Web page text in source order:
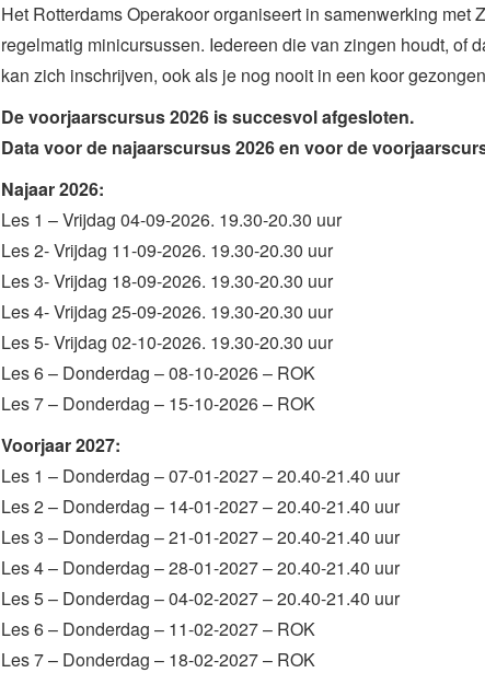
Het Rotterdams Operakoor organiseert in samenwerking met
regelmatig minicursussen. Iedereen die van zingen houdt, of
kan zich inschrijven, ook als je nog nooit in een koor
De voorjaarscursus 2026 is succesvol afgesloten.
Data voor de najaarscursus 2026 en voor de
Najaar 2026:
Les 1 – Vrijdag 04-09-2026. 19.30-20.30 uur
Les 2- Vrijdag 11-09-2026. 19.30-20.30 uur
Les 3- Vrijdag 18-09-2026. 19.30-20.30 uur
Les 4- Vrijdag 25-09-2026. 19.30-20.30 uur
Les 5- Vrijdag 02-10-2026. 19.30-20.30 uur
Les 6 – Donderdag – 08-10-2026 – ROK
Les 7 – Donderdag – 15-10-2026 – ROK
Voorjaar 2027:
Les 1 – Donderdag – 07-01-2027 – 20.40-21.40 uur
Les 2 – Donderdag – 14-01-2027 – 20.40-21.40 uur
Les 3 – Donderdag – 21-01-2027 – 20.40-21.40 uur
Les 4 – Donderdag – 28-01-2027 – 20.40-21.40 uur
Les 5 – Donderdag – 04-02-2027 – 20.40-21.40 uur
Les 6 – Donderdag – 11-02-2027 – ROK
Les 7 – Donderdag – 18-02-2027 – ROK